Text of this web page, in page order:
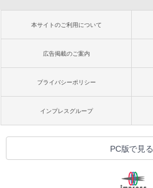
本サイトのご利用について
広告掲載のご案内
プライバシーポリシー
インプレスグループ
PC版で見る